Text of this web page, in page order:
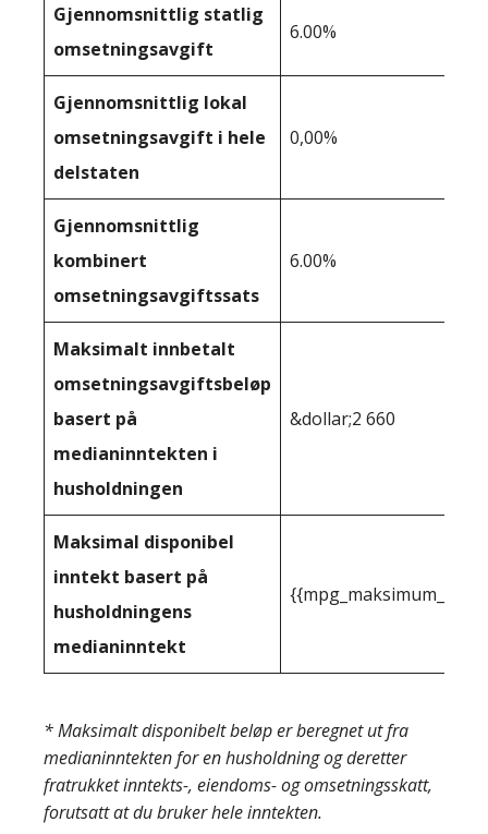
Gjennomsnittlig statlig
omsetningsavgift
6.00%
Gjennomsnittlig lokal
omsetningsavgift i hele
delstaten
0,00%
Gjennomsnittlig
kombinert
omsetningsavgiftssats
6.00%
Maksimalt innbetalt
omsetningsavgiftsbeløp
basert på
medianinntekten i
husholdningen
&dollar;2 660
Maksimal disponibel
inntekt basert på
husholdningens
medianinntekt
* Maksimalt disponibelt beløp er beregnet ut fra
medianinntekten for en husholdning og deretter
fratrukket inntekts-, eiendoms- og omsetningsskatt,
forutsatt at du bruker hele inntekten.